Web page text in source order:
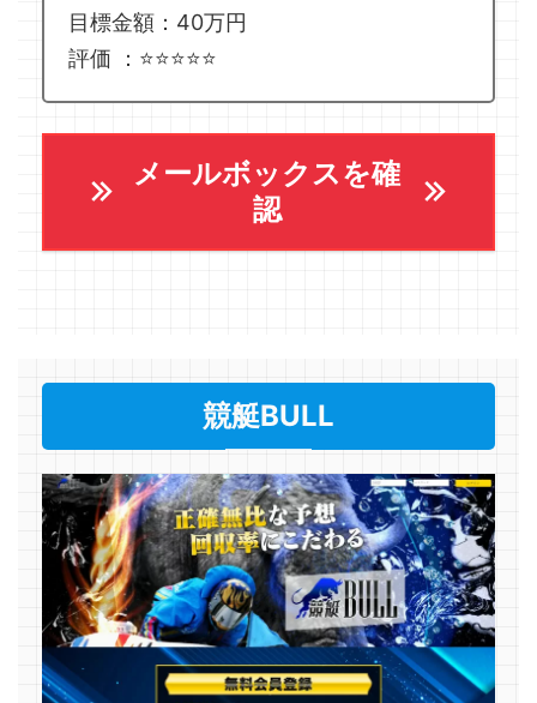
目標金額：40万円
評価 ：⭐️⭐️⭐️⭐️⭐️
メールボックスを確
認
競艇BULL